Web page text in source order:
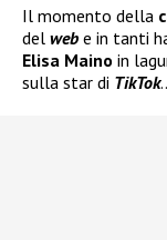
Il momento della
del web e in tanti
Elisa Maino in
sulla star di TikTok